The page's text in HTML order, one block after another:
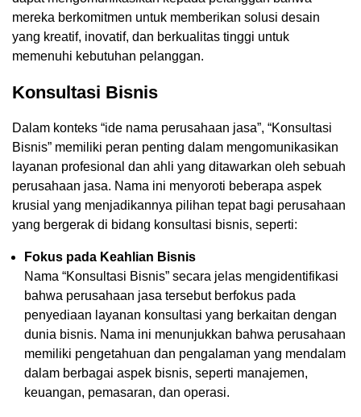
mereka berkomitmen untuk memberikan solusi desain
yang kreatif, inovatif, dan berkualitas tinggi untuk
memenuhi kebutuhan pelanggan.
Konsultasi Bisnis
Dalam konteks “ide nama perusahaan jasa”, “Konsultasi
Bisnis” memiliki peran penting dalam mengomunikasikan
layanan profesional dan ahli yang ditawarkan oleh sebuah
perusahaan jasa. Nama ini menyoroti beberapa aspek
krusial yang menjadikannya pilihan tepat bagi perusahaan
yang bergerak di bidang konsultasi bisnis, seperti:
Fokus pada Keahlian Bisnis
Nama “Konsultasi Bisnis” secara jelas mengidentifikasi
bahwa perusahaan jasa tersebut berfokus pada
penyediaan layanan konsultasi yang berkaitan dengan
dunia bisnis. Nama ini menunjukkan bahwa perusahaan
memiliki pengetahuan dan pengalaman yang mendalam
dalam berbagai aspek bisnis, seperti manajemen,
keuangan, pemasaran, dan operasi.